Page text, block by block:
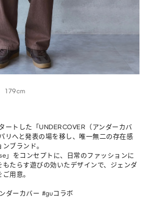
179cm
ートした「UNDERCOVER（アンダーカバ
リへと発表の場を移し、唯一無二の存在感
ブランド。
」をコンセプトに、日常のファッションに
たらす遊びの効いたデザインで、ジェンダ
用意。
ダーカバー #guコラボ